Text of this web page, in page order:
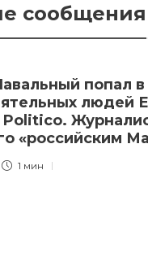
сообщения
попал в
людей
Politico.
«российским
1 мин